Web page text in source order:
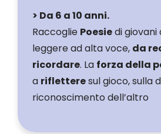
> Da 6 a 10 anni.
Raccoglie Poesiedi giovani
leggere ad alta voce, da
ricordare. La forza della
a rifletteresul gioco, sulla
riconoscimento dell’altro